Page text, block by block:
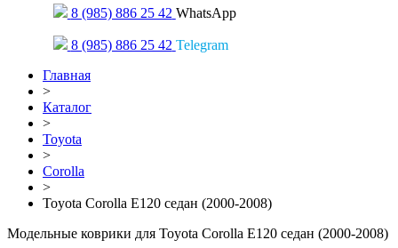
8 (985) 886 25 42 WhatsApp
8 (985) 886 25 42 Telegram
Главная
>
Каталог
>
Toyota
>
Corolla
>
Toyota Corolla E120 седан (2000-2008)
Модельные коврики для Toyota Corolla E120 седан (2000-2008)